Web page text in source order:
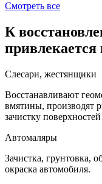
Смотреть все
К
привлекается
Слесари, жестянщики
Восстанавливают
вмятины, производят
зачистку
Автомаляры
Зачистка, грунтовка,
окраска автомобиля.